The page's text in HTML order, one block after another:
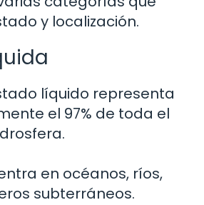
y localización.
líquido representa
el 97% de toda el
en océanos, ríos,
subterráneos.